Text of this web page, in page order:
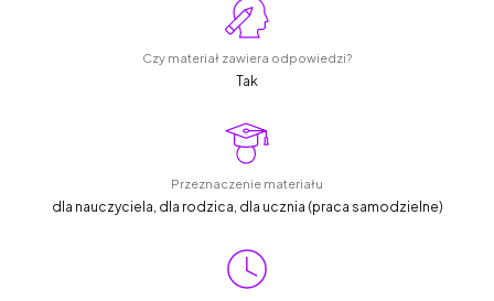
Czy materiał zawiera odpowiedzi?
Tak
Przeznaczenie materiału
dla nauczyciela, dla rodzica, dla ucznia (praca samodzielne)